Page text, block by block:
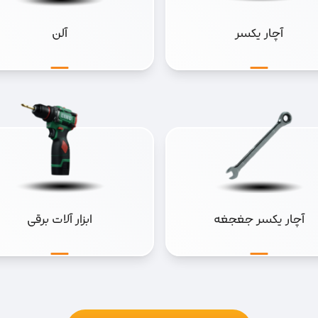
آلن
ابزار آلات برقی
ابزار آلات دستی
ابزار آلات ساختمانی